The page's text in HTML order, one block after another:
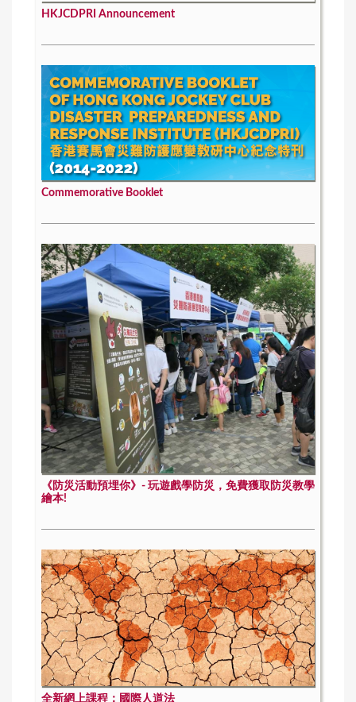
HKJCDPRI Announcement
Commemorative Booklet
《防災活動預埋你》- 玩遊戲學防災，免費獲取防災教學
繪本!
全新網上課程：國際人道法